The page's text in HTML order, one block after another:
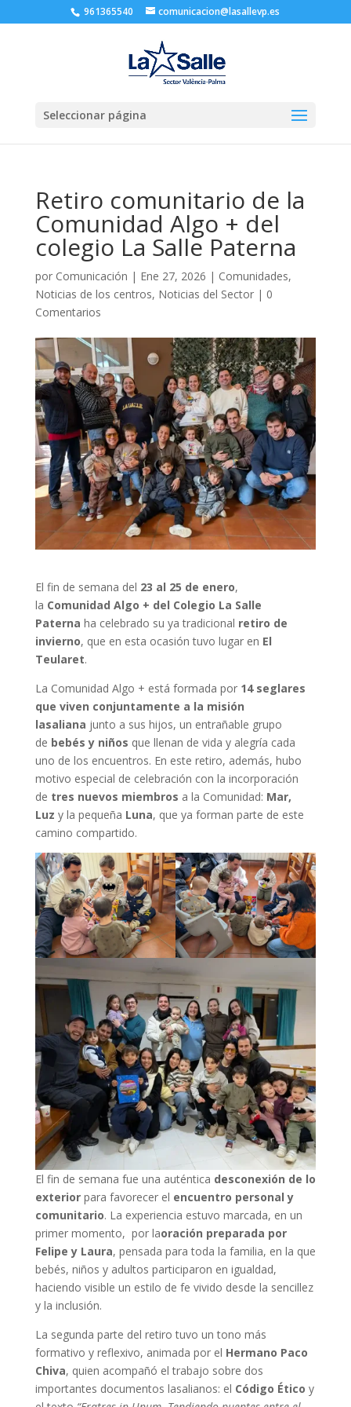
961365540 comunicacion@lasallevp.es
Seleccionar página
Retiro comunitario de la
Comunidad Algo + del
colegio La Salle Paterna
por Comunicación | Ene 27, 2026 | Comunidades,
Noticias de los centros, Noticias del Sector| 0
Comentarios
El fin de semana del 23 al 25 de enero,
la Comunidad Algo + del Colegio La Salle
Paterna ha celebrado su ya tradicional retiro de
invierno, que en esta ocasión tuvo lugar en El
Teularet.
La Comunidad Algo + está formada por 14 seglares
que viven conjuntamente a la misión
lasaliana junto a sus hijos, un entrañable grupo
de bebés y niños que llenan de vida y alegría cada
uno de los encuentros. En este retiro, además, hubo
motivo especial de celebración con la incorporación
de tres nuevos miembros a la Comunidad: Mar,
Luz y la pequeña Luna, que ya forman parte de este
camino compartido.
El fin de semana fue una auténtica desconexión de lo
exteriorpara favorecer el encuentro personal y
comunitario. La experiencia estuvo marcada, en un
primer momento, por laoración preparada por
Felipe y Laura, pensada para toda la familia, en la que
bebés, niños y adultos participaron en igualdad,
haciendo visible un estilo de fe vivido desde la sencillez
y la inclusión.
La segunda parte del retiro tuvo un tono más
formativo y reflexivo, animada por el Hermano Paco
Chiva, quien acompañó el trabajo sobre dos
importantes documentos lasalianos: el Código Ético y